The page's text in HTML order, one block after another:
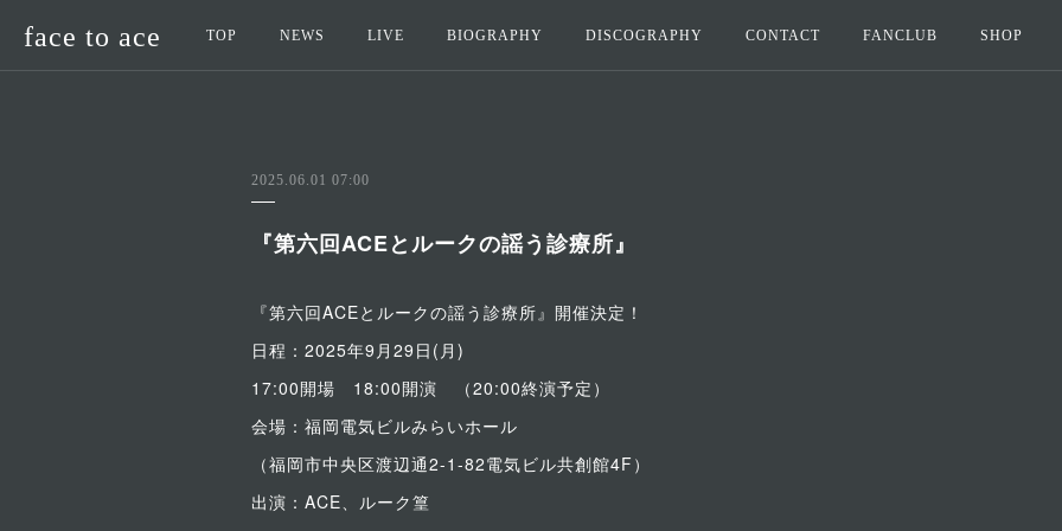
face to ace TOP NEWS LIVE BIOGRAPHY DISCOGRAPHY CONTACT FANCLUB SHOP
2025.06.01 07:00
『第六回ACEとルークの謡う診療所』
『第六回ACEとルークの謡う診療所』開催決定！
日程：2025年9月29日(月)
17:00開場 18:00開演 （20:00終演予定）
会場：福岡電気ビルみらいホール
（福岡市中央区渡辺通2-1-82電気ビル共創館4F）
出演：ACE、ルーク篁